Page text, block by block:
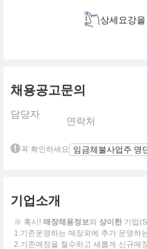
상세요강
채용공고문의
담당자
연락처
꼭 확인하세요 임금체불사업주 명
기업소개
※ 혹시! 매장채용정보와 상이한 기업
1.기존운영하는 매장외에 추가 운영하
2.기존매장을 철수하고 새롭게 신규매